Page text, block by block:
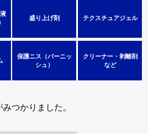
盛り上げ剤 テクスチュアジェル
保護ニス（バーニッ
シュ）
クリーナー・剥離剤
など
つかりました。